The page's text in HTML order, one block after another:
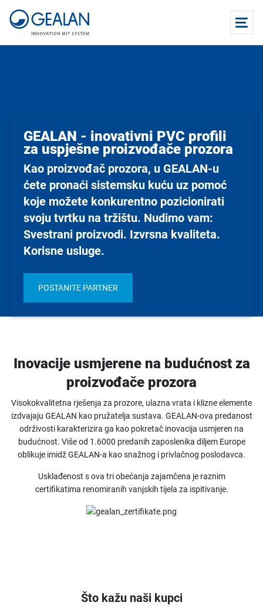
GEALAN - inovativni PVC profili
za uspješne proizvođače prozora
Kao proizvođač prozora, u GEALAN-u
ćete pronaći sistemsku kuću uz pomoć
koje možete konkurentno pozicionirati
svoju tvrtku na tržištu. Nudimo vam:
Svestrani proizvodi. Izvrsna kvaliteta.
Korisne usluge.
POSTANITE PARTNER
Inovacije usmjerene na budućnost za
proizvođače prozora
Visokokvalitetna rješenja za prozore, ulazna vrata i klizne elemente
izdvajaju GEALAN kao pružatelja sustava. GEALAN-ova predanost
održivosti karakterizira ga kao pokretač inovacija usmjeren na
budućnost. Više od 1.6000 predanih zaposlenika diljem Europe
oblikuje imidž GEALAN-a kao snažnog i privlačnog poslodavca.
Usklađenost s ova tri obećanja zajamčena je raznim
certifikatima renomiranih vanjskih tijela za ispitivanje.
Što kažu naši kupci